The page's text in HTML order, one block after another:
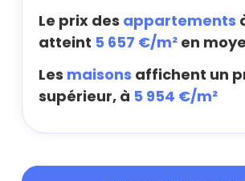
Le prix des appartements
atteint 5 657 €/m² en
Les maisons affichent un
supérieur, à 5 954 €/m²